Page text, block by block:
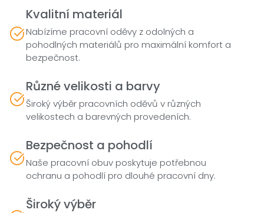
Kvalitní materiál
Nabízíme pracovní oděvy z odolných a
pohodlných materiálů pro maximální komfort a
bezpečnost.
Různé velikosti a barvy
Široký výběr pracovních oděvů v různých
velikostech a barevných provedeních.
Bezpečnost a pohodlí
Naše pracovní obuv poskytuje potřebnou
ochranu a pohodlí pro dlouhé pracovní dny.
Široký výběr